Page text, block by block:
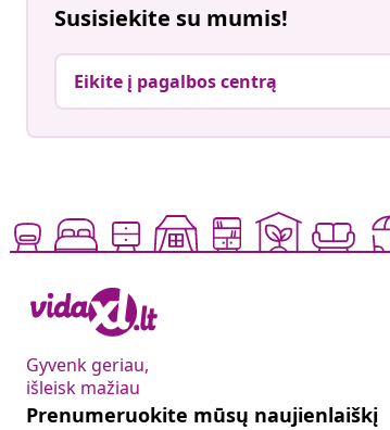
Susisiekite su mumis!
Eikite į pagalbos centrą
Gyvenk geriau,
išleisk mažiau
Prenumeruokite mūsų naujienlaiškį